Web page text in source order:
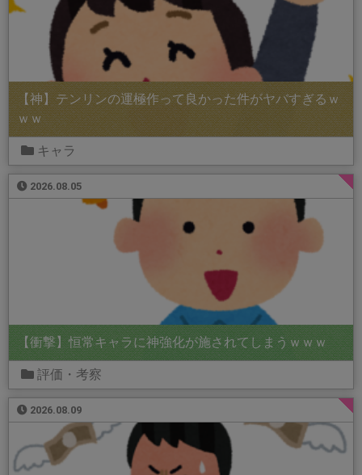
【神】テンリンの運極作って良かった件がヤバすぎるｗ
ｗｗ
キャラ
2026.08.05
【衝撃】恒常キャラに神強化が施されてしまうｗｗｗ
評価・考察
2026.08.09